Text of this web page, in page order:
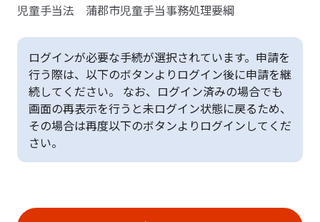
児童手当法 蒲郡市児童手当事務処理要綱
ログインが必要な手続が選択されています。申請を
行う際は、以下のボタンよりログイン後に申請を継
続してください。 なお、ログイン済みの場合でも
画面の再表示を行うと未ログイン状態に戻るため、
その場合は再度以下のボタンよりログインしてくだ
さい。